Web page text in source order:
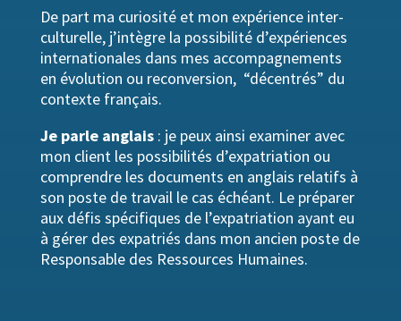
De part ma curiosité et mon expérience inter-
culturelle, j’intègre la possibilité d’expériences
internationales dans mes accompagnements
en évolution ou reconversion, “décentrés” du
contexte français.
Je parle anglais: je peux ainsi examiner avec
mon client les possibilités d’expatriation ou
comprendre les documents en anglais relatifs à
son poste de travail le cas échéant. Le préparer
aux défis spécifiques de l’expatriation ayant eu
à gérer des expatriés dans mon ancien poste de
Responsable des Ressources Humaines.